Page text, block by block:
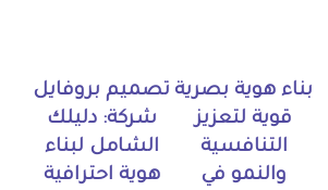
بناء هوية بصرية
قوية لتعزيز
التنافسية
والنمو في
تصميم بروفايل
شركة: دليلك
الشامل لبناء
هوية احترافية